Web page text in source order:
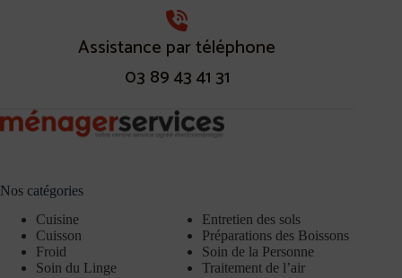
Assistance par téléphone
03 89 43 41 31
Nos catégories
Cuisine
Cuisson
Froid
Soin du Linge
Entretien des sols
Préparations des Boissons
Soin de la Personne
Traitement de l’air